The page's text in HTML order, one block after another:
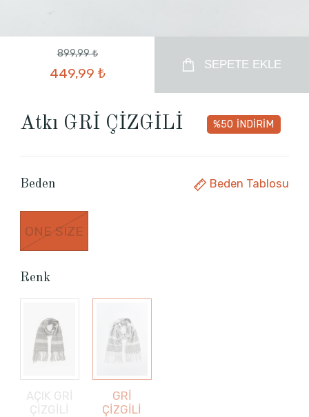
899,99 ₺
449,99 ₺
SEPETE EKLE
Atkı GRİ ÇİZGİLİ %50 İNDİRİM
Beden Beden Tablosu
ONE SIZE
Renk
AÇIK GRİ
ÇİZGİLİ
GRİ
ÇİZGİLİ